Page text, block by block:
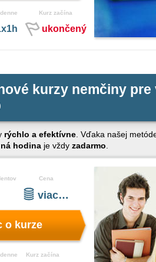
Kurz začína
ukončený
kurzy nemčiny
rýchlo a efektívne . Vďaka našej
hodina je vždy zadarmo
Cena
viac…
o kurze
Kurz začína